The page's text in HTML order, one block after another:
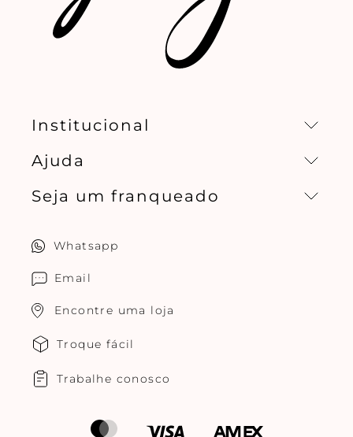
Institucional
Missão, visão e valores
Ajuda
Central de relacionamento
Seja um franqueado
Whatsapp
Email
Encontre uma loja
Troque fácil
Trabalhe conosco